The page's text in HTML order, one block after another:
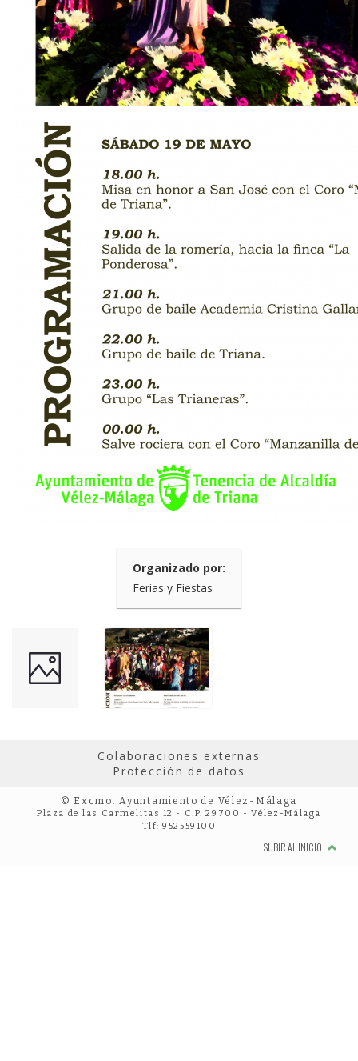
Organizado por:
Ferias y Fiestas
Colaboraciones externas
Protección de datos
© Excmo. Ayuntamiento de Vélez-Málaga
Plaza de las Carmelitas 12 - C.P. 29700 - Vélez-Málaga
Tlf: 952559100
SUBIR AL INICIO